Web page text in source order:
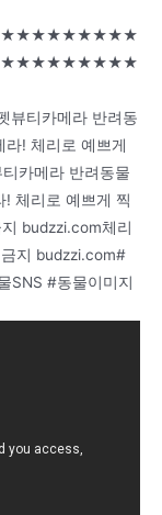
뷰티카메라 반려동
! 체리로 예쁘게
카메라 반려동물
체리로 예쁘게 찍
budzzi.com체리
지 budzzi.com#
SNS #동물이미지